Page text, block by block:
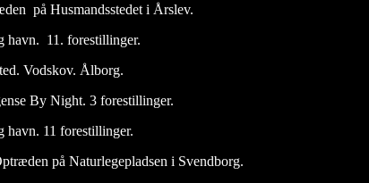
på Husmandsstedet i Årslev.
havn. 11. forestillinger.
Vodskov. Ålborg.
By Night. 3 forestillinger.
havn. 11 forestillinger.
på Naturlegepladsen i Svendborg.